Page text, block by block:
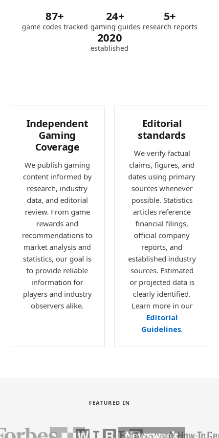
87+
game codes tracked
24+
gaming guides
5+
research reports
2020
established
Independent
Gaming
Coverage
We publish gaming
content informed by
research, industry
data, and editorial
review. From game
rewards and
recommendations to
market analysis and
statistics, our goal is
to provide reliable
information for
players and industry
observers alike.
Editorial
standards
We verify factual
claims, figures, and
dates using primary
sources whenever
possible. Statistics
articles reference
financial filings,
official company
reports, and
established industry
sources. Estimated
or projected data is
clearly identified.
Learn more in our
Editorial
Guidelines.
FEATURED IN